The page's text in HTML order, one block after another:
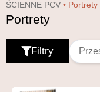
ŚCIENNE PCV • Portrety
Portrety
Filtry